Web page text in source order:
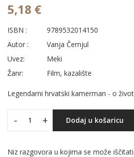
5,18 €
ISBN :
9789532014150
Autor :
Vanja Černjul
Uvez:
Meki
Žanr:
Film, kazalište
Legendarni hrvatski kamerman - o
- + Dodaj u košaricu
Niz razgovora u kojima se može